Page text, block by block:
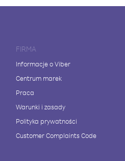
FIRMA
Informacje o Viber
Centrum marek
Praca
Warunki i zasady
Polityka prywatności
Customer Complaints Code